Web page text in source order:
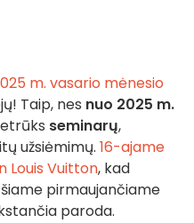
m. vasario mėnesio
Taip, nes nuo 2025 m.
seminarų,
užsiėmimų. 16-ajame
Louis Vuitton, kad
pirmaujančiame
paroda.